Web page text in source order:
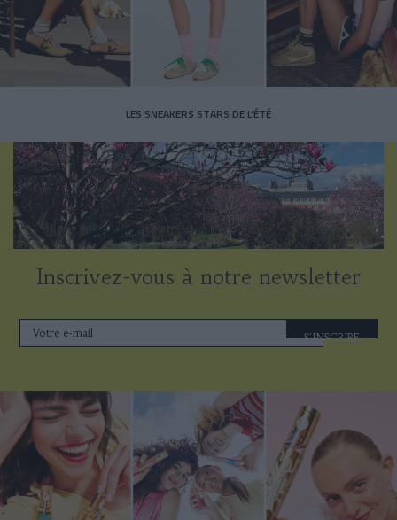
LES SNEAKERS STARS DE L’ÉTÉ
Inscrivez-vous à notre newsletter
S'INSCRIRE